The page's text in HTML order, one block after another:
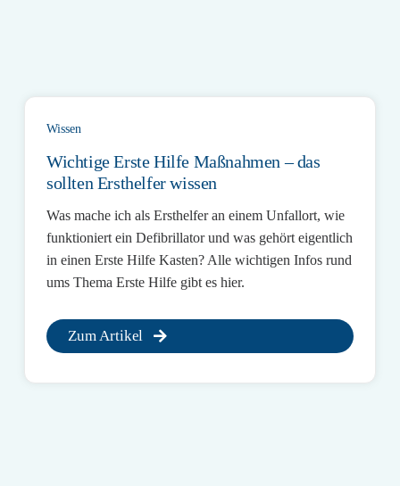
Wissen
Wichtige Erste Hilfe Maßnahmen – das
sollten Ersthelfer wissen
Was mache ich als Ersthelfer an einem Unfallort, wie
funktioniert ein Defibrillator und was gehört eigentlich
in einen Erste Hilfe Kasten? Alle wichtigen Infos rund
ums Thema Erste Hilfe gibt es hier.
Zum Artikel